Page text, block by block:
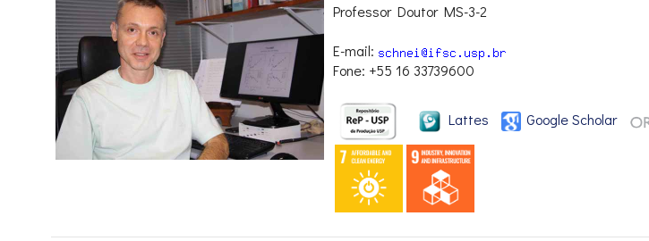
Professor Doutor MS-3-2
E-mail:
Fone: +55 16 33739600
Lattes Google Scholar